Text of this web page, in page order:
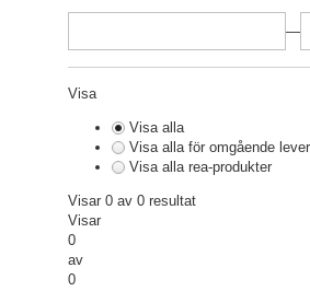
—
Visa
Visa alla
Visa alla för omgående
Visa alla rea-produkter
Visar 0 av 0 resultat
Visar
0
av
0